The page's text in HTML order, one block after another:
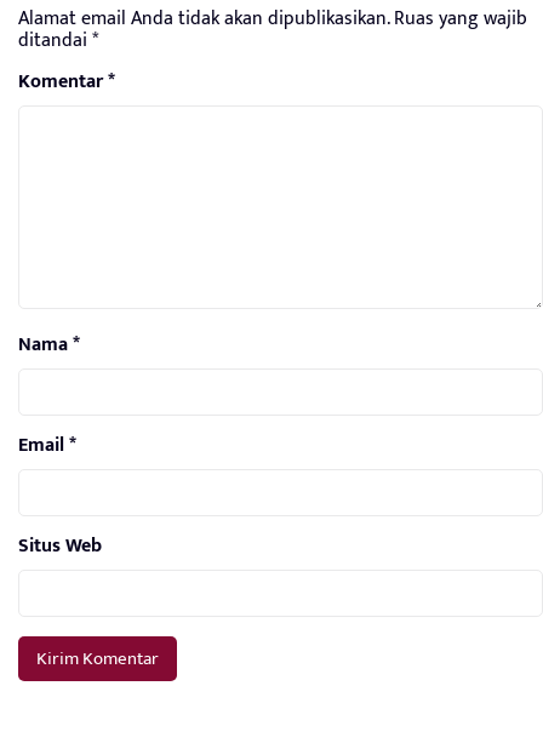
Alamat email Anda tidak akan dipublikasikan.Ruas yang wajib
ditandai*
Komentar*
Nama*
Email*
Situs Web